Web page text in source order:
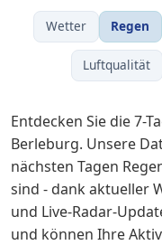
Wetter Regen
Luftqualität
Entdecken Sie die 7-
Berleburg. Unsere
nächsten Tagen
sind - dank aktueller
und Live-Radar-
und können Ihre